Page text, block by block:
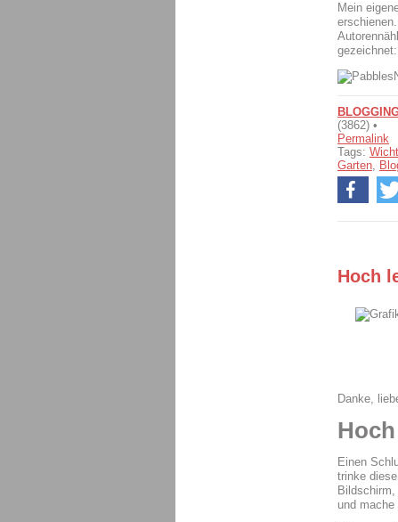
Mein
gezeichnet:
(3862) •
Permalink
Tags:
Garten,
Hoch
Danke,
Einen
trinke
und